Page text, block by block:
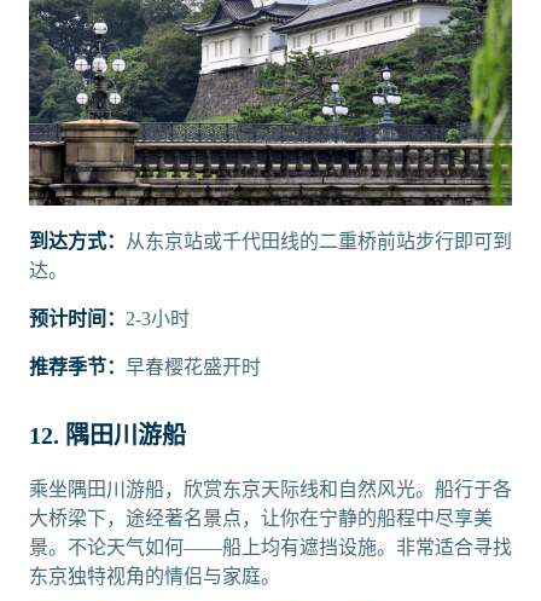
到达方式：
从东京站或千代田线的二重桥前站步行即可到
达。
预计时间： 2-3小时
推荐季节： 早春樱花盛开时
12. 隅田川游船
乘坐隅田川游船，欣赏东京天际线和自然风光。船行于各
大桥梁下，途经著名景点，让你在宁静的船程中尽享美
景。不论天气如何——船上均有遮挡设施。非常适合寻找
东京独特视角的情侣与家庭。